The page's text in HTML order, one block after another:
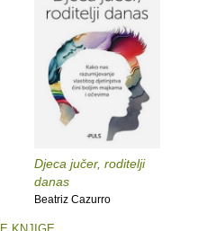
Djeca jučer, roditelji
danas
Beatriz Cazurro